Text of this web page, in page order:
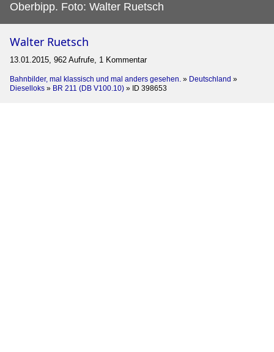
Oberbipp. Foto: Walter Ruetsch
Walter Ruetsch
13.01.2015, 962 Aufrufe, 1 Kommentar
Bahnbilder, mal klassisch und mal anders gesehen. » Deutschland »
Dieselloks » BR 211 (DB V100.10) » ID 398653